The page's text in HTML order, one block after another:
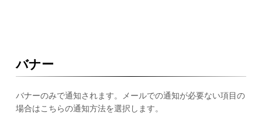
バナー
バナーのみで通知されます。メールでの通知が必要ない項目の
場合はこちらの通知方法を選択します。